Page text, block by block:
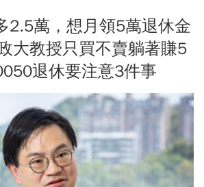
2.5萬，想月領5萬退休金
大教授只買不賣躺著賺5
退休要注意3件事